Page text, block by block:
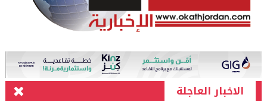
الاخبار العاجلة